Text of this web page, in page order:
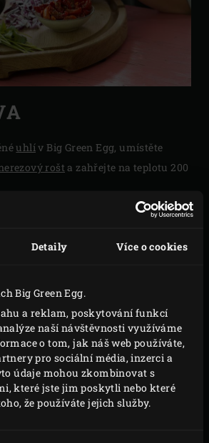
Detaily Více o cookies
Big Green Egg.
a reklam, poskytování funkcí
naší návštěvnosti využíváme
o tom, jak náš web používáte,
pro sociální média, inzerci a
údaje mohou zkombinovat s
které jste jim poskytli nebo které
že používáte jejich služby.
uhlív Big Green Egg, umístěte
rošt a zahřejte na teplotu 200
a nakrájejte červenou cibuli na
odstraňte pecku a slupku.
na kostky o velikosti asi 1 cm.
limetky nastrouhejte najemno.
na guacamole smíchejte podle
pepřem a dejte stranou.
omáčku oloupejte a nakrájejte.
podélně rozpulte, odstraňte
a dužinu nakrájejte najemno. Na
máslo a přidejte šalotku. Smažte 2-